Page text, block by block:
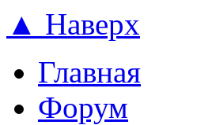
▲ Наверх
Главная
Форум